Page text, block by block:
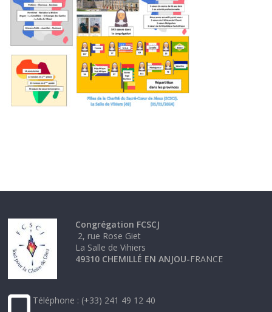
Congrégation FCSCJ
2, rue Rose Giet
La Salle de Vihiers
49310 CHEMILLÉ EN ANJOU-FRANCE
Téléphone : (+33) 241 49 12 40